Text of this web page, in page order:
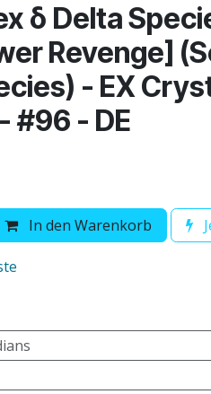
δ Delta
Revenge]
- EX
#96 - DE
In den Warenkorb